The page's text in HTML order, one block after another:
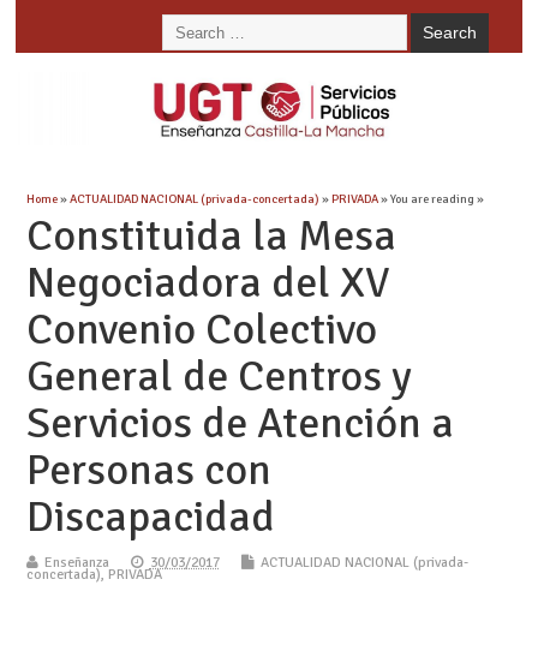
Home»ACTUALIDAD NACIONAL (privada-concertada) »PRIVADA» You are reading »
Constituida la Mesa
Negociadora del XV
Convenio Colectivo
General de Centros y
Servicios de Atención a
Personas con
Discapacidad
Enseñanza 30/03/2017 ACTUALIDAD NACIONAL (privada-
concertada), PRIVADA